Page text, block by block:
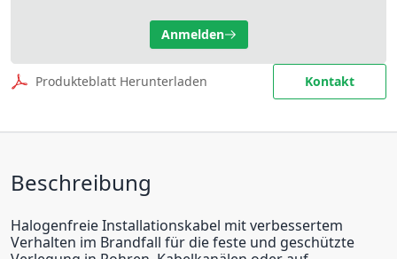
Anmelden
Produkteblatt Herunterladen Kontakt
Beschreibung
Halogenfreie Installationskabel mit verbessertem
Verhalten im Brandfall für die feste und geschützte